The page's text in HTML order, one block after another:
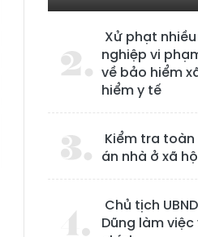
Xử phạt
nghiệp vi
về bảo hiểm
hiểm y tế
Kiểm tra
án nhà ở xã
Chủ tịch
Dũng làm việc